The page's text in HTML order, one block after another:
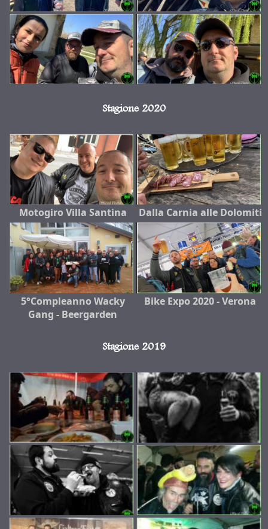
Stagione 2020
Motogiro Villa Santina Dalla Carnia alle Dolomiti
5°Compleanno Wacky
Gang - Beergarden
Bike Expo 2020 - Verona
Stagione 2019